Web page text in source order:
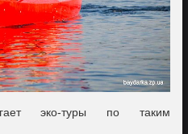
эко-туры по таким